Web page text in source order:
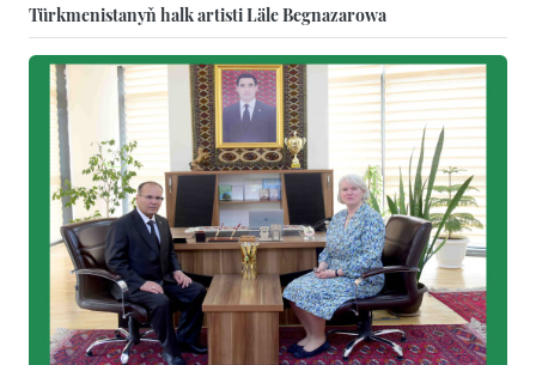
Türkmenistanyň halk artisti Läle Begnazarowa